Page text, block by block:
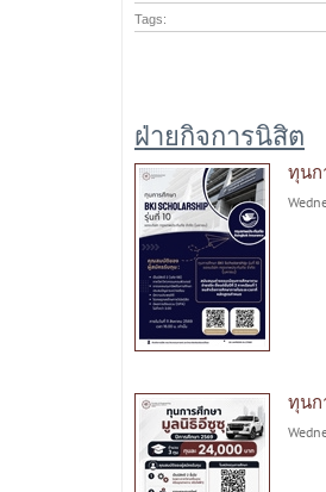
Tags:
ฝ่ายกิจการนิสิต
ทุนก
ทุนก